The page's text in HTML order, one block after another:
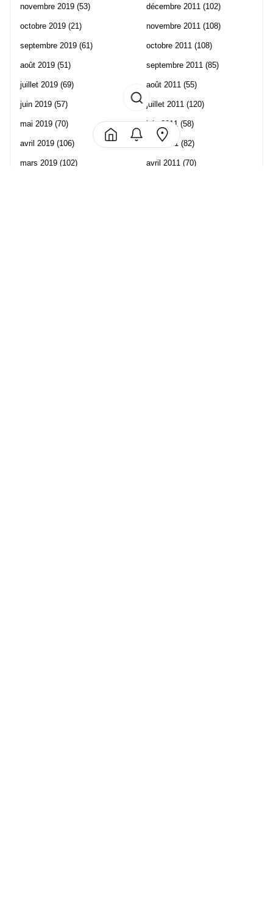
novembre 2019 (53)
octobre 2019 (21)
septembre 2019 (61)
août 2019 (51)
juillet 2019 (69)
juin 2019 (57)
mai 2019 (70)
avril 2019 (106)
mars 2019 (102)
décembre 2011 (102)
novembre 2011 (108)
octobre 2011 (108)
septembre 2011 (85)
août 2011 (55)
juillet 2011 (120)
juin 2011 (58)
mai 2011 (82)
avril 2011 (70)